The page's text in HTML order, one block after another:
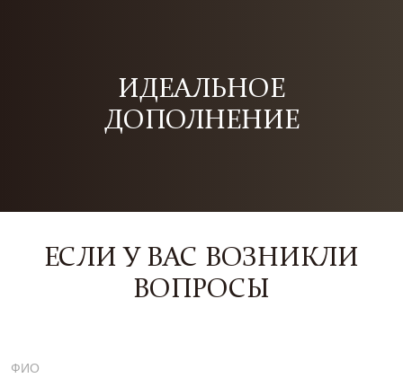
ИДЕАЛЬНОЕ
ДОПОЛНЕНИЕ
ЕСЛИ У ВАС ВОЗНИКЛИ
ВОПРОСЫ